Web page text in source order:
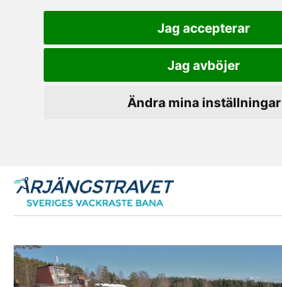
Jag accepterar
Jag avböjer
Ändra mina inställningar